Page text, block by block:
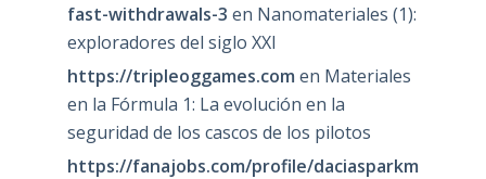
fast-withdrawals-3 en Nanomateriales (1):
exploradores del siglo XXI
https://tripleoggames.com en Materiales
en la Fórmula 1: La evolución en la
seguridad de los cascos de los pilotos
https://fanajobs.com/profile/daciasparkm